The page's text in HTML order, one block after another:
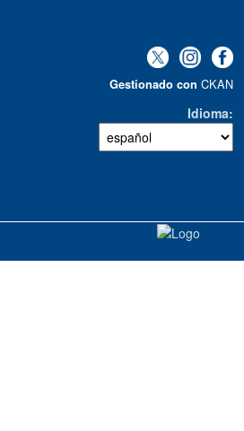
Gestionado con CKAN
Idioma